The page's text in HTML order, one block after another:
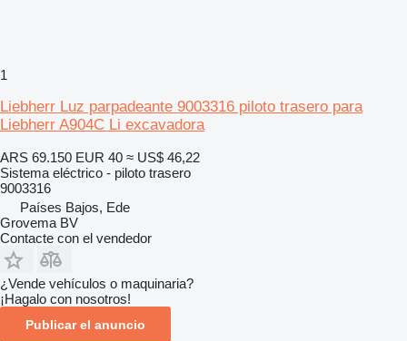
1
Liebherr Luz parpadeante 9003316 piloto trasero para
Liebherr A904C Li excavadora
ARS 69.150 EUR 40 ≈ US$ 46,22
Sistema eléctrico - piloto trasero
9003316
Países Bajos, Ede
Grovema BV
Contacte con el vendedor
¿Vende vehículos o maquinaria?
¡Hagalo con nosotros!
Publicar el anuncio